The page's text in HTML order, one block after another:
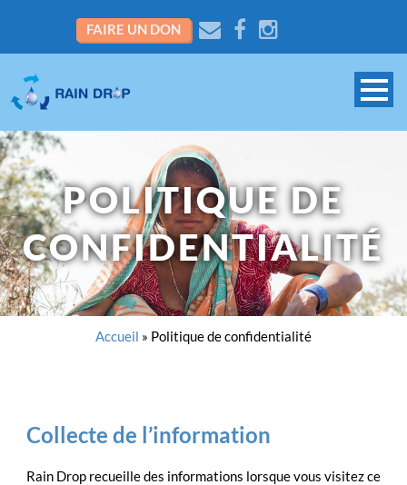
FAIRE UN DON
POLITIQUE DE
CONFIDENTIALITÉ
Accueil » Politique de confidentialité
Collecte de l’information
Rain Drop recueille des informations lorsque vous visitez ce